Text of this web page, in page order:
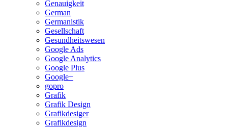
Genauigkeit
German
Germanistik
Gesellschaft
Gesundheitswesen
Google Ads
Google Analytics
Google Plus
Google+
gopro
Grafik
Grafik Design
Grafikdesiger
Grafikdesign